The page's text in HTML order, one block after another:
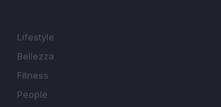
Lifestyle
Bellezza
Fitness
People